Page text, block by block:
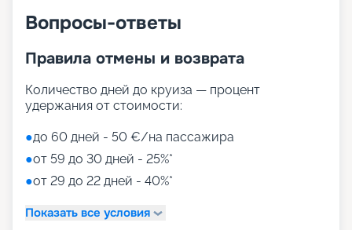
Вопросы-ответы
Правила отмены и возврата
Количество дней до круиза — процент
удержания от стоимости:
●до 60 дней - 50 €/на пассажира
●от 59 до 30 дней - 25%*
●от 29 до 22 дней - 40%*
Показать все условия